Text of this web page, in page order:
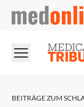
medonline
BEITRÄGE ZUM